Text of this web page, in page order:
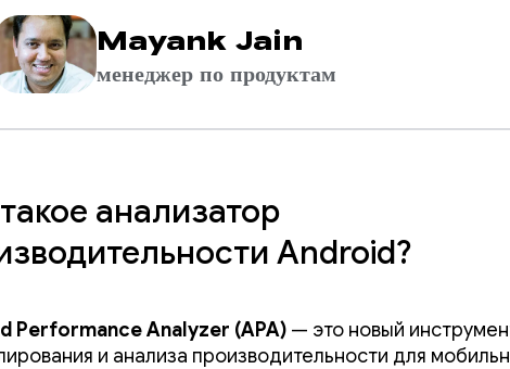
Mayank Jain
менеджер по продуктам
анализатор
Android?
Performance Analyzer (APA) — это новый
и анализа производительности для